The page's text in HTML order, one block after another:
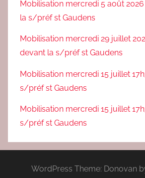
Mobilisation mercredi 5 août
la s/préf st Gaudens
Mobilisation mercredi 29 juillet
devant la s/préf st Gaudens
Mobilisation mercredi 15 juillet
s/préf st Gaudens
Mobilisation mercredi 15 juillet
s/préf st Gaudens
WordPress Theme: Donovan